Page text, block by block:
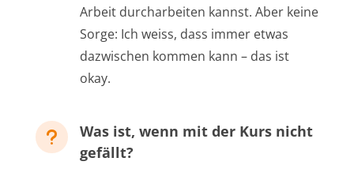
Arbeit durcharbeiten kannst. Aber keine
Sorge: Ich weiss, dass immer etwas
dazwischen kommen kann – das ist
okay.
u
Was ist, wenn mit der Kurs nicht
gefällt?